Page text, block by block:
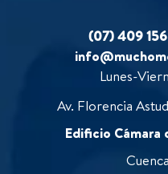
(07) 409
Lunes-
Av. Florencia
Edificio Cámara